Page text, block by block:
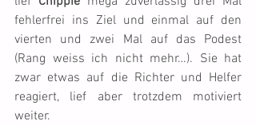
fehlerfrei ins Ziel und einmal auf den
vierten und zwei Mal auf das Podest
(Rang weiss ich nicht mehr…). Sie hat
zwar etwas auf die Richter und Helfer
reagiert, lief aber trotzdem motiviert
weiter.